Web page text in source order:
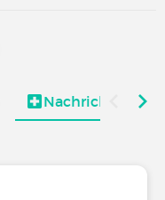
Nachrichten auf